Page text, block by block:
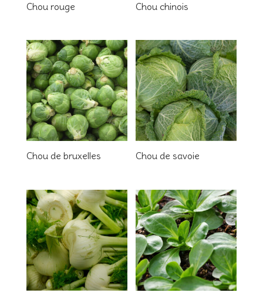
Chou rouge Chou chinois
Chou de bruxelles Chou de savoie